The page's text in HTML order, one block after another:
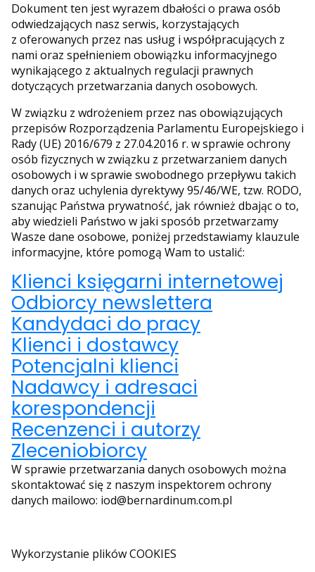
Dokument ten jest wyrazem dbałości o prawa osób
odwiedzających nasz serwis, korzystających
z oferowanych przez nas usług i współpracujących z
nami oraz spełnieniem obowiązku informacyjnego
wynikającego z aktualnych regulacji prawnych
dotyczących przetwarzania danych osobowych.
W związku z wdrożeniem przez nas obowiązujących
przepisów Rozporządzenia Parlamentu Europejskiego i
Rady (UE) 2016/679 z 27.04.2016 r. w sprawie ochrony
osób fizycznych w związku z przetwarzaniem danych
osobowych i w sprawie swobodnego przepływu takich
danych oraz uchylenia dyrektywy 95/46/WE, tzw. RODO,
szanując Państwa prywatność, jak również dbając o to,
aby wiedzieli Państwo w jaki sposób przetwarzamy
Wasze dane osobowe, poniżej przedstawiamy klauzule
informacyjne, które pomogą Wam to ustalić:
Klienci księgarni internetowej
Odbiorcy newslettera
Kandydaci do pracy
Klienci i dostawcy
Potencjalni klienci
Nadawcy i adresaci
korespondencji
Recenzenci i autorzy
Zleceniobiorcy
W sprawie przetwarzania danych osobowych można
skontaktować się z naszym inspektorem ochrony
danych mailowo: iod@bernardinum.com.pl
Wykorzystanie plików COOKIES